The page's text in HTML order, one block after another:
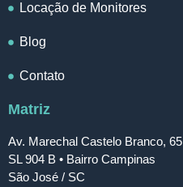
Locação de Monitores
Blog
Contato
Matriz
Av. Marechal Castelo Branco, 65
SL 904 B • Bairro Campinas
São José / SC